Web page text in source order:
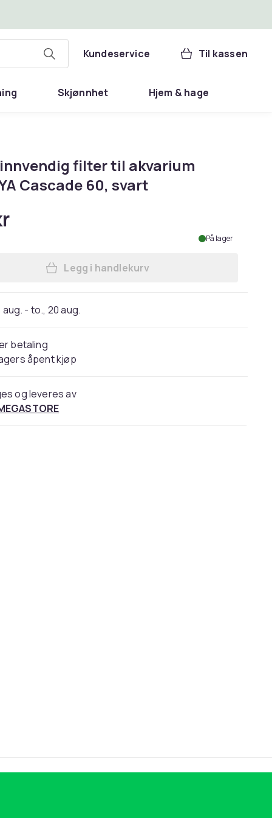
Kundeservice Til kassen
Skjønnhet Hjem & hage
filter til akvarium
Cascade 60, svart
På lager
Legg Zolux innvendig filter til
Legg i handlekurv
aug. - to., 20 aug.
betaling
åpent kjøp
og leveres av